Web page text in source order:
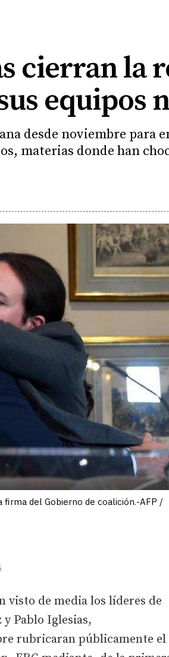
cierran la
equipos
desde noviembre para
materias donde han
del Gobierno de coalición.-AFP /
visto de media los líderes de
y Pablo Iglesias,
rubricaran públicamente el